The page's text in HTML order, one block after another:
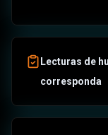
Lecturas de
corresponda